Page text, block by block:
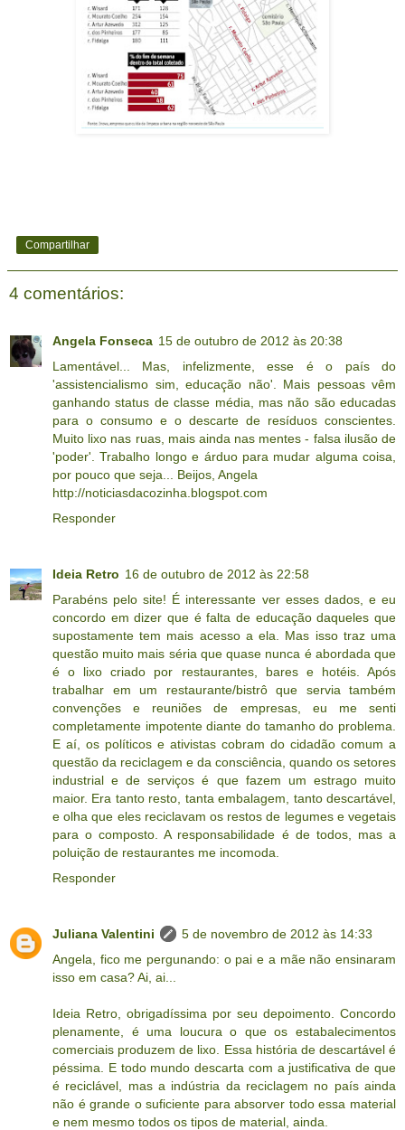
Compartilhar
4 comentários:
Angela Fonseca 15 de outubro de 2012 às 20:38
Lamentável... Mas, infelizmente, esse é o país do
'assistencialismo sim, educação não'. Mais pessoas vêm
ganhando status de classe média, mas não são educadas
para o consumo e o descarte de resíduos conscientes.
Muito lixo nas ruas, mais ainda nas mentes - falsa ilusão de
'poder'. Trabalho longo e árduo para mudar alguma coisa,
por pouco que seja... Beijos, Angela
http://noticiasdacozinha.blogspot.com
Responder
Ideia Retro 16 de outubro de 2012 às 22:58
Parabéns pelo site! É interessante ver esses dados, e eu
concordo em dizer que é falta de educação daqueles que
supostamente tem mais acesso a ela. Mas isso traz uma
questão muito mais séria que quase nunca é abordada que
é o lixo criado por restaurantes, bares e hotéis. Após
trabalhar em um restaurante/bistrô que servia também
convenções e reuniões de empresas, eu me senti
completamente impotente diante do tamanho do problema.
E aí, os políticos e ativistas cobram do cidadão comum a
questão da reciclagem e da consciência, quando os setores
industrial e de serviços é que fazem um estrago muito
maior. Era tanto resto, tanta embalagem, tanto descartável,
e olha que eles reciclavam os restos de legumes e vegetais
para o composto. A responsabilidade é de todos, mas a
poluição de restaurantes me incomoda.
Responder
Juliana Valentini
5 de novembro de 2012 às 14:33
Angela, fico me pergunando: o pai e a mãe não ensinaram
isso em casa? Ai, ai...
Ideia Retro, obrigadíssima por seu depoimento. Concordo
plenamente, é uma loucura o que os estabalecimentos
comerciais produzem de lixo. Essa história de descartável é
péssima. E todo mundo descarta com a justificativa de que
é reciclável, mas a indústria da reciclagem no país ainda
não é grande o suficiente para absorver todo essa material
e nem mesmo todos os tipos de material, ainda.